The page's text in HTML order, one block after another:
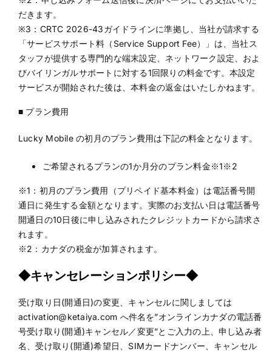
だきます。
※3：CRTC 2026-43ガイドラインに準拠し、当社が請求する
「サービスサポート料（Service Support Fee）」は、当社ス
タッフが提供する専門的な端末設定、ネットワーク設定、およ
びバイリンガルサポートに対する1回限りの料金です。本設定
サービスが開始された後は、本料金の返金はいたしかねます。
■ プラン費用
Lucky Mobile の初月のプラン費用は下記の料金となります。
ご希望されるプランの1か月分のプラン料金※1※2
※1：初月のプラン費用（プリペイド基本料金）は電話番号開
通日に発生する金額となります。実際のお支払い日は電話番号
開通日の10日後に申し込みされたクレジットカードから請求さ
れます。
※2：カナダの税金が加算されます。
◆キャンセレーションポリシー◆
受け取り日(開通日)の変更、キャンセルに関しましては
activation@ketaiya.com へ件名を”オンラインカナダの電話番
号受け取り(開通)キャンセル／変更”とご入力の上、申し込み者
名、受け取り(開通)希望日、SIMカードナンバー、キャンセル